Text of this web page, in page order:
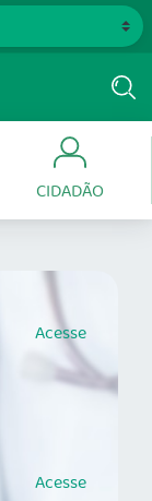
CIDADÃO
Acesse
Acesse